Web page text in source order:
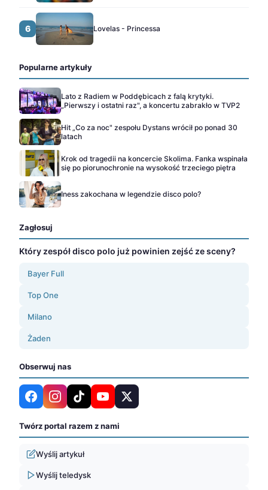
6 Lovelas - Princessa
Popularne artykuły
Lato z Radiem w Poddębicach z falą krytyki.
„Pierwszy i ostatni raz", a koncertu zabrakło w TVP2
Hit „Co za noc" zespołu Dystans wrócił po ponad 30
latach
Krok od tragedii na koncercie Skolima. Fanka wspinała
się po piorunochronie na wysokość trzeciego piętra
Iness zakochana w legendzie disco polo?
Zagłosuj
Który zespół disco polo już powinien zejść ze sceny?
Bayer Full
Top One
Milano
Żaden
Obserwuj nas
Twórz portal razem z nami
Wyślij artykuł
Wyślij teledysk